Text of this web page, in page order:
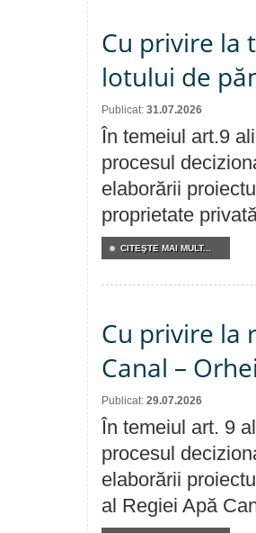
Cu privire la
lotului de
Publicat: 31.07.2026
În temeiul art.9
procesul
elaborării
proprietate
CITEŞTE MAI MULT...
Cu privire la
Canal –
Publicat: 29.07.2026
În temeiul art. 9
procesul
elaborării
al Regiei Apă